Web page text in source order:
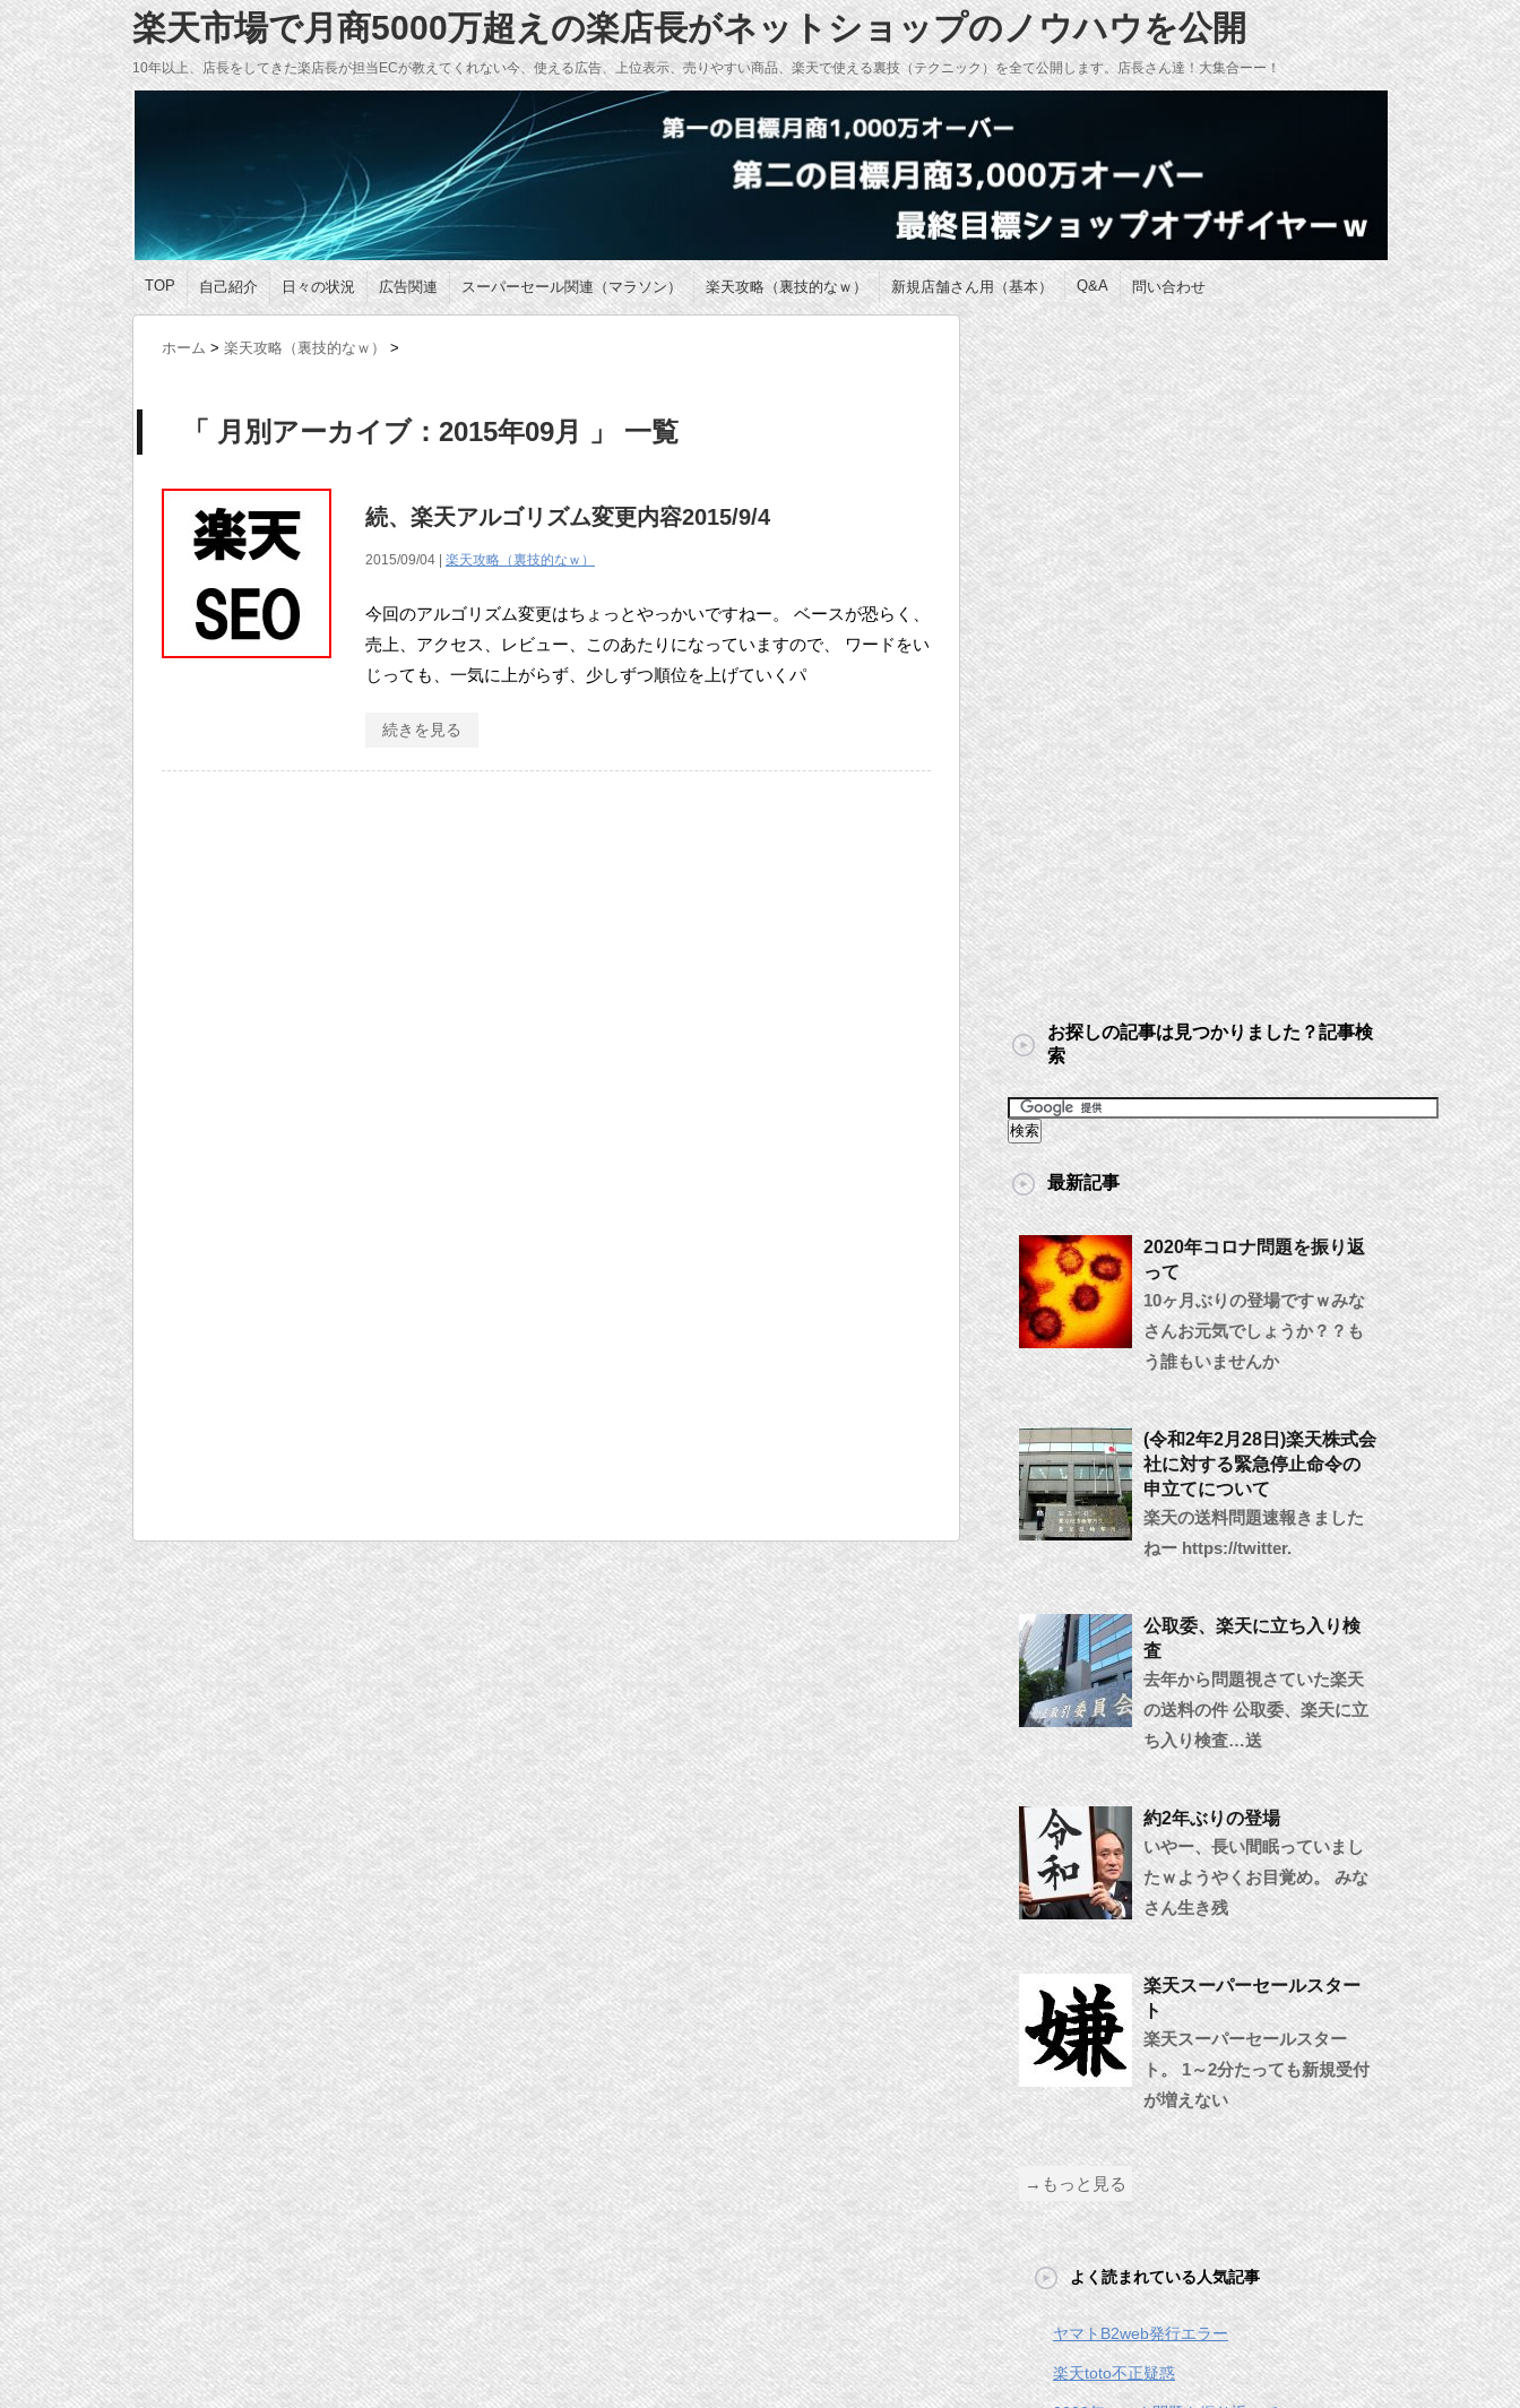
楽天市場で月商5000万超えの楽店長がネットショップのノウハウを公開
10年以上、店長をしてきた楽店長が担当ECが教えてくれない今、使える広告、上位表示、売りやすい商品、楽天で使える裏技（テクニック）を全て公開します。店長さん達！大集合ーー！
TOP 自己紹介 日々の状況 広告関連 スーパーセール関連（マラソン） 楽天攻略（裏技的なｗ） 新規店舗さん用（基本） Q&A 問い合わせ
ホーム > 楽天攻略（裏技的なｗ） >
「 月別アーカイブ：2015年09月 」 一覧
続、楽天アルゴリズム変更内容2015/9/4
2015/09/04 | 楽天攻略（裏技的なｗ）
今回のアルゴリズム変更はちょっとやっかいですねー。 ベースが恐らく、
売上、アクセス、レビュー、このあたりになっていますので、 ワードをい
じっても、一気に上がらず、少しずつ順位を上げていくパ
続きを見る
お探しの記事は見つかりました？記事検
索
最新記事
2020年コロナ問題を振り返
って
10ヶ月ぶりの登場ですｗみな
さんお元気でしょうか？？も
う誰もいませんか
(令和2年2月28日)楽天株式会
社に対する緊急停止命令の
申立てについて
楽天の送料問題速報きました
ねー https://twitter.
公取委、楽天に立ち入り検
査
去年から問題視さていた楽天
の送料の件 公取委、楽天に立
ち入り検査…送
約2年ぶりの登場
いやー、長い間眠っていまし
たｗようやくお目覚め。 みな
さん生き残
楽天スーパーセールスター
ト
楽天スーパーセールスター
ト。 1～2分たっても新規受付
が増えない
→もっと見る
よく読まれている人気記事
ヤマトB2web発行エラー
楽天toto不正疑惑